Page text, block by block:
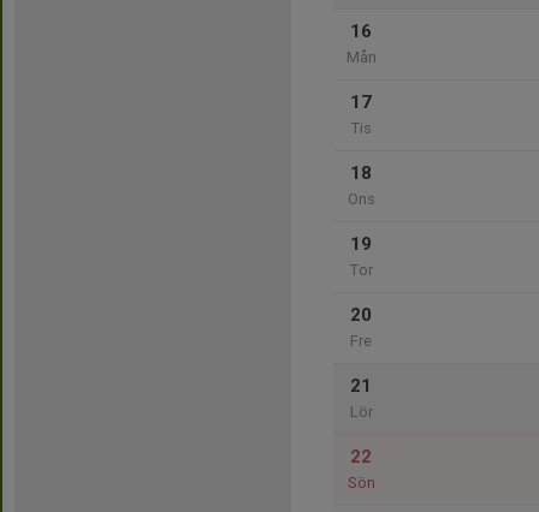
16
Mån
17
Tis
18
Ons
19
Tor
20
Fre
21
Lör
22
Sön